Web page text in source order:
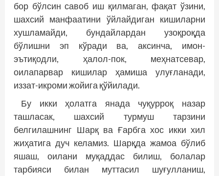
бор бўлсин савоб иш қилмаган, фақат ўзини,
шахсий манфаатини ўйлайдиган кишиларни
хушламайди, бундайлардан узоқроқда
бўлишни эп кўради ва, аксинча, имон-
эътиқодли, ҳалол-пок, меҳнатсевар,
оилапарвар кишилар ҳамиша улуғланади,
иззат-икроми жойига қўйилади.
Бу икки ҳолатга янада чуқурроқ назар
ташласак, шахсий турмуш тарзини
белгилашнинг Шарқ ва Ғарбга хос икки хил
жиҳатига дуч келамиз. Шарқда жамоа бўлиб
яшаш, оилани муқаддас билиш, болалар
тарбияси билан муттасил шуғулланиш,